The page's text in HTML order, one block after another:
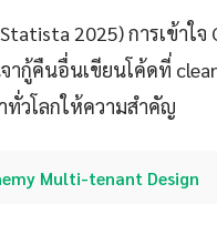
2025) การเข้าใจ
ากู้คืนอื่นเขียนโค้ดที่
วโลกให้ความสำคัญ
Multi-tenant Design